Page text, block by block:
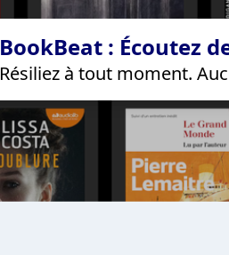
BookBeat : Écoutez
Résiliez à tout moment.